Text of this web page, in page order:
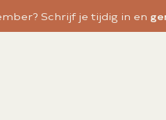
Schrijf je tijdig in en